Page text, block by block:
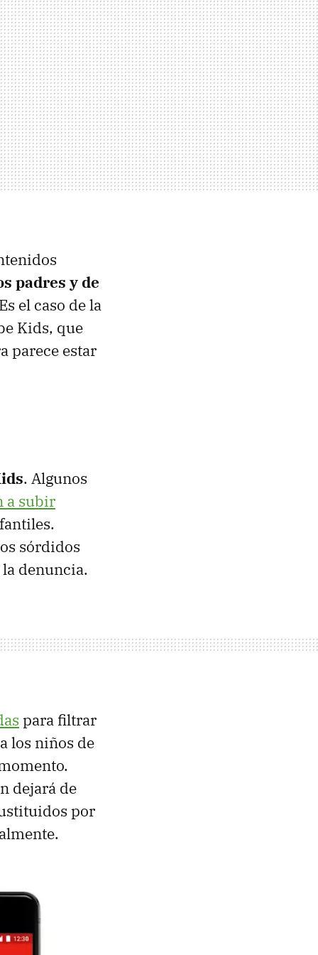
padres y de
el caso de la
Kids, que
parece estar
. Algunos
a subir
sórdidos
denuncia.
para filtrar
los niños de
dejará de
por